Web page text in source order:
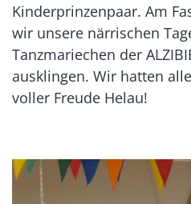
Kinderprinzenpaar. Am
wir unsere närrischen
Tanzmariechen der
ausklingen. Wir hatten
voller Freude Helau!